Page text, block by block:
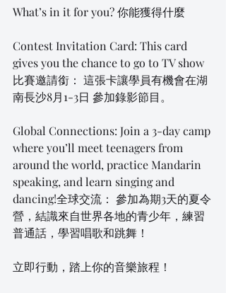
What’s in it for you? 你能獲得什麼
Contest Invitation Card: This card
gives you the chance to go to TV show
比賽邀請銜： 這張卡讓學員有機會在湖
南長沙8月1-3日 參加錄影節目。
Global Connections: Join a 3-day camp
where you’ll meet teenagers from
around the world, practice Mandarin
speaking, and learn singing and
dancing!全球交流： 參加為期3天的夏令
營，結識來自世界各地的青少年，練習
普通話，學習唱歌和跳舞！
立即行動，踏上你的音樂旅程！